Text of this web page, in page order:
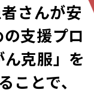
さんが安
支援プロ
克服」を
ことで、